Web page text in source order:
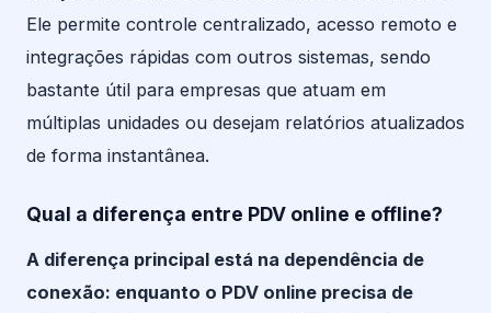
Ele permite controle centralizado, acesso remoto e
integrações rápidas com outros sistemas, sendo
bastante útil para empresas que atuam em
múltiplas unidades ou desejam relatórios atualizados
de forma instantânea.
Qual a diferença entre PDV online e offline?
A diferença principal está na dependência de
conexão: enquanto o PDV online precisa de